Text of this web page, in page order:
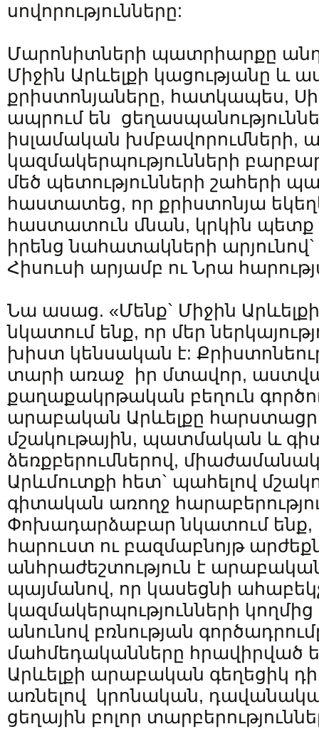
սովորությունները:
Մարոնիտների պատրիարքը
Միջին Արևելքի կացությանը և
քրիստոնյաները, հատկապես,
ապրում են
իսլամական խմբավորումների,
կազմակերպությունների
մեծ պետությունների շահերի
հաստատեց, որ քրիստոնյա
հաստատուն մնան, կրկին պետք
իրենց նահատակների
Հիսուսի արյամբ ու Նրա
Նա ասաց. «Մենք` Միջին
նկատում ենք, որ մեր
խիստ կենսական է:
տարի առաջ իր մտավոր,
քաղաքակրթական բեղուն
արաբական Արևելքը
մշակութային, պատմական և
ձեռքբերումներով,
Արևմուտքի հետ` պահելով
գիտական առողջ
Փոխադարձաբար նկատում ենք,
հարուստ ու բազմաբնոյթ
անհրաժեշտություն է
պայմանով, որ կասեցնի
կազմակերպությունների
անունով բռնության
մահմեդականները հրավիրված
Արևելքի արաբական գեղեցիկ
առնելով կրոնական,
ցեղային բոլոր